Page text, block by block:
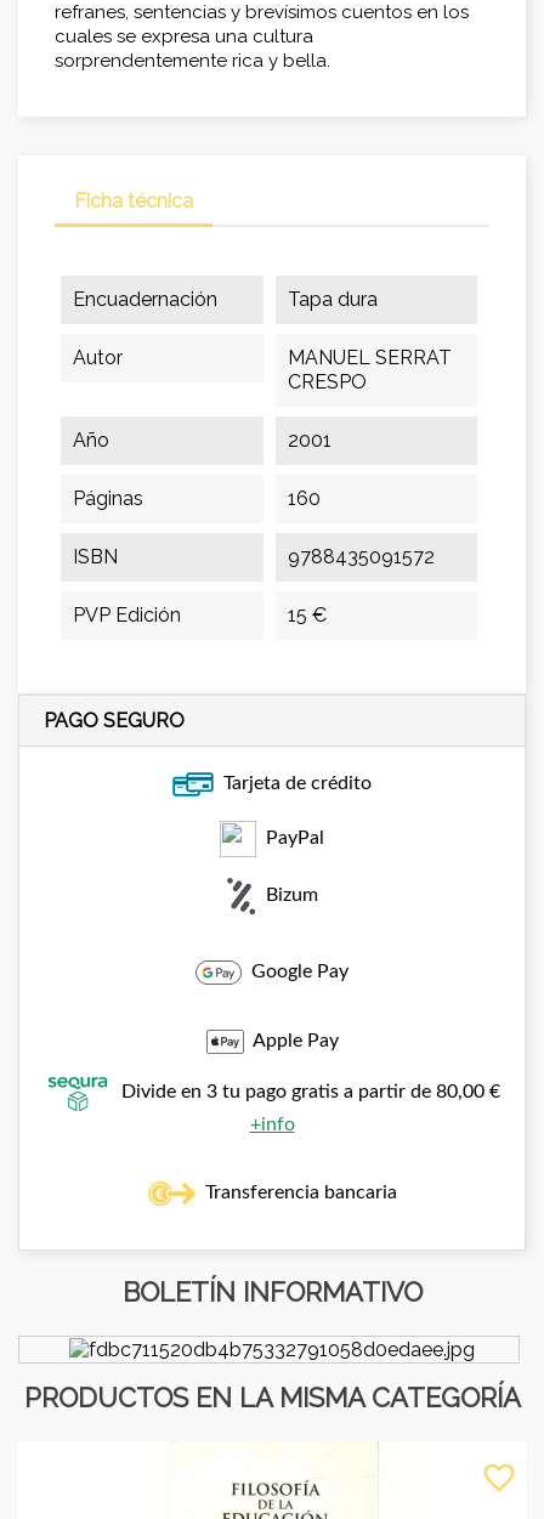
refranes, sentencias y brevísimos cuentos en los
cuales se expresa una cultura
sorprendentemente rica y bella.
Ficha técnica
Encuadernación Tapa dura
Autor
MANUEL SERRAT
CRESPO
Año 2001
Páginas 160
ISBN 9788435091572
PVP Edición 15 €
PAGO SEGURO
Tarjeta de crédito
PayPal
Bizum
Google Pay
Apple Pay
Divide en 3 tu pago gratis a partir de 80,00 €
+info
Transferencia bancaria
BOLETÍN INFORMATIVO
PRODUCTOS EN LA MISMA CATEGORÍA
favorite_border